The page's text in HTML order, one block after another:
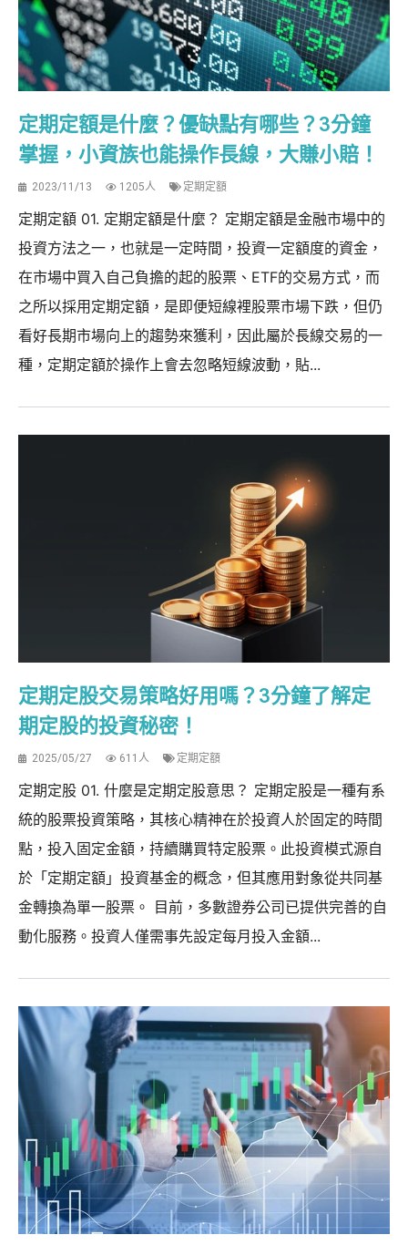
定期定額是什麼？優缺點有哪些？3分鐘
掌握，小資族也能操作長線，大賺小賠！
2023/11/13 1205人 定期定額
定期定額 01. 定期定額是什麼？ 定期定額是金融市場中的
投資方法之一，也就是一定時間，投資一定額度的資金，
在市場中買入自己負擔的起的股票、ETF的交易方式，而
之所以採用定期定額，是即便短線裡股票市場下跌，但仍
看好長期市場向上的趨勢來獲利，因此屬於長線交易的一
種，定期定額於操作上會去忽略短線波動，貼...
定期定股交易策略好用嗎？3分鐘了解定
期定股的投資秘密！
2025/05/27 611人 定期定額
定期定股 01. 什麼是定期定股意思？ 定期定股是一種有系
統的股票投資策略，其核心精神在於投資人於固定的時間
點，投入固定金額，持續購買特定股票。此投資模式源自
於「定期定額」投資基金的概念，但其應用對象從共同基
金轉換為單一股票。 目前，多數證券公司已提供完善的自
動化服務。投資人僅需事先設定每月投入金額...